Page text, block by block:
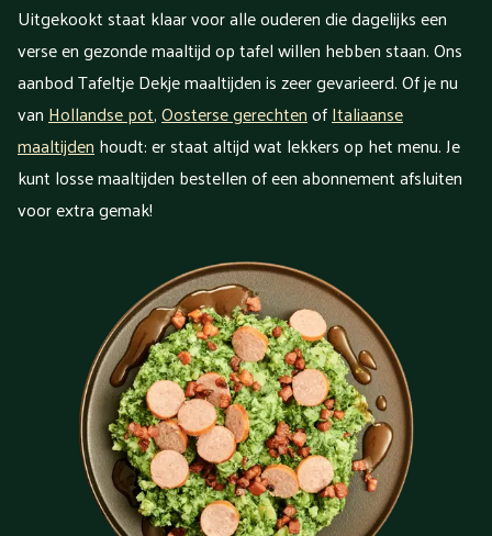
Uitgekookt staat klaar voor alle ouderen die dagelijks een
verse en gezonde maaltijd op tafel willen hebben staan. Ons
aanbod Tafeltje Dekje maaltijden is zeer gevarieerd. Of je nu
vanHollandse pot,Oosterse gerechtenofItaliaanse
maaltijdenhoudt: er staat altijd wat lekkers op het menu. Je
kunt losse maaltijden bestellen of een abonnement afsluiten
voor extra gemak!